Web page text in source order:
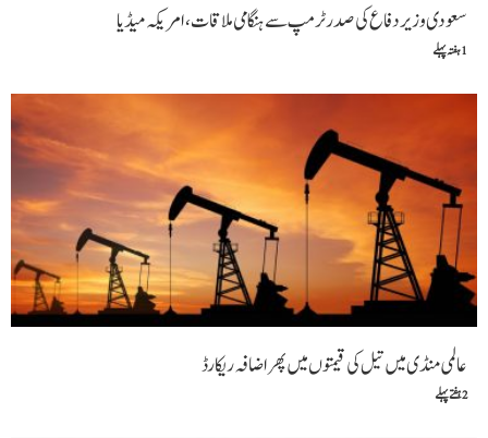
سعودی وزیر دفاع کی صدر ٹرمپ سے ہنگامی ملاقات،امریکہ میڈیا
1 ہفتہ پہلے
عالمی منڈی میں تیل کی قیمتوں میں پھر اضافہ ریکارڈ
2 ہفتے پہلے